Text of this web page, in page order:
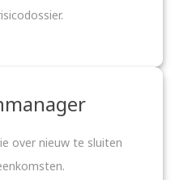
over nieuw te sluiten